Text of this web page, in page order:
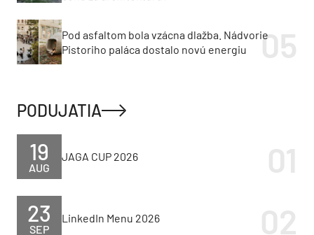
Pod asfaltom bola vzácna dlažba. Nádvorie
Pistoriho paláca dostalo novú energiu
PODUJATIA
AUG
19 JAGA CUP 2026
SEP
23 LinkedIn Menu 2026